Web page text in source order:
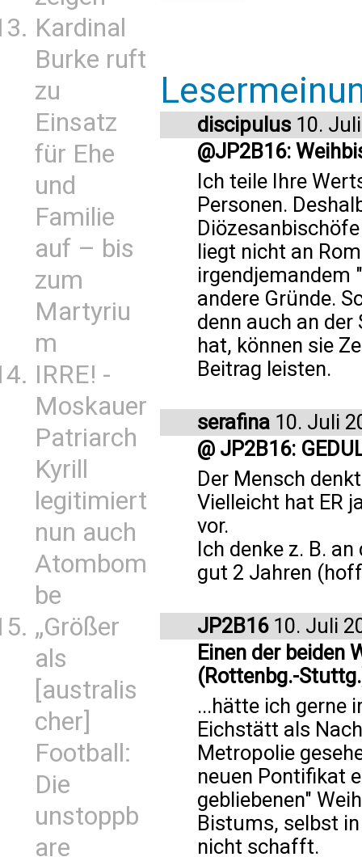
Kardinal
Burke ruft
zu
Einsatz
für Ehe
und
Familie
auf – bis
zum
Martyriu
m
IRRE! -
Moskauer
Patriarch
Kyrill
legitimiert
nun auch
Atombom
be
„Größer
als
[australis
cher]
Football:
Die
unstoppb
are
discipulus 10.
@JP2B16:
Ich teile Ihre
Personen.
liegt nicht an
irgendjemandem
andere Gründe.
denn auch an
hat, können sie
Beitrag leisten.
serafina 10. Juli
@ JP2B16:
Der Mensch
Vielleicht hat ER
vor.
Ich denke z. B.
gut 2 Jahren
JP2B1610. Juli
Einen der beiden
(Rottenbg.-
...hätte ich gerne
Eichstätt als
Metropolie
neuen Pontifikat
gebliebenen"
Bistums, selbst
nicht schafft.